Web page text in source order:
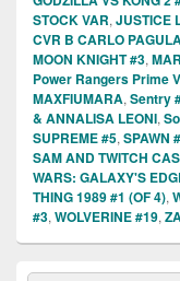
STOCK VAR, JUSTICE
CVR B CARLO
MOON KNIGHT #3,
Power Rangers Prime
MAXFIUMARA, Sentry
& ANNALISA LEONI,
SUPREME #5, SPAWN
SAM AND TWITCH
WARS: GALAXY'S
THING 1989 #1 (OF 4),
#3, WOLVERINE #19,
Zone